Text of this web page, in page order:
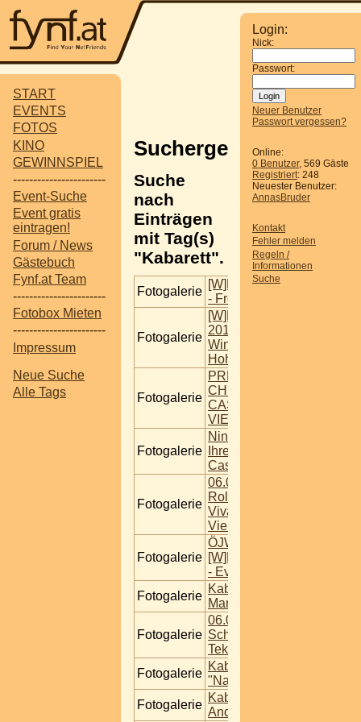
START
EVENTS
FOTOS
KINO
GEWINNSPIEL
-----------------------
Event-Suche
Event gratis
eintragen!
Forum / News
Gästebuch
Fynf.at Team
-----------------------
Fotobox Mieten
-----------------------
Impressum
Neue Suche
Alle Tags
Login:
Nick:
Passwort:
Neuer Benutzer
Passwort vergessen?
Online:
0 Benutzer, 569 Gäste
Registriert: 248
Neuester Benutzer:
AnnasBruder
Kontakt
Fehler melden
Regeln /
Informationen
Suche
Suchergebnisse
Suche
nach
Einträgen
mit Tag(s)
"Kabarett".
Fotogalerie
[W]EIN_Kabarett_Abend
- Fredi Jirkal "Best Of"
Fotogalerie
[W]EIN_Kabarett_Abend
2019 - Flo & Wisch @
Winzerhaus Stur,
Hohenruppersdorf
Fotogalerie
PREMIERE VON
CHRISTOPH FÄLBL IM
CASANOVA
VIENNA1.2.2022
Fotogalerie
Nina Hartmann feierte
Ihre neues Programm im
CasaNova Vienna
Fotogalerie
06.05.2023 Benefiz
Roland Düringer
Vivanova @ Portofino
Vienna.
Fotogalerie
ÖJW
[W]EIN_Kabarett_Abend
- Eva Maria Marold
Fotogalerie
Kabarett im Schloss Eva
Maria Marold
Fotogalerie
06.08.2023 Kabarett im
Schloss Peter ohne
Tekal
Fotogalerie
Kabarett im Schloss
"Nadja Maleh"
Fotogalerie
Kabarett im Schloss
Andreas Ferner